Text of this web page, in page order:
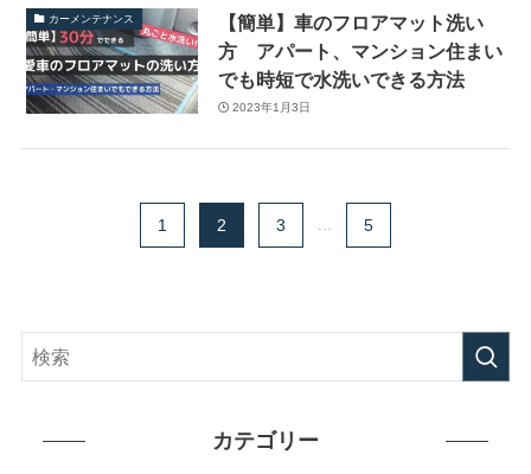
カーメンテナンス
【簡単】車のフロアマット洗い
方 アパート、マンション住まい
でも時短で水洗いできる方法
2023年1月3日
1 2 3 ... 5
カテゴリー